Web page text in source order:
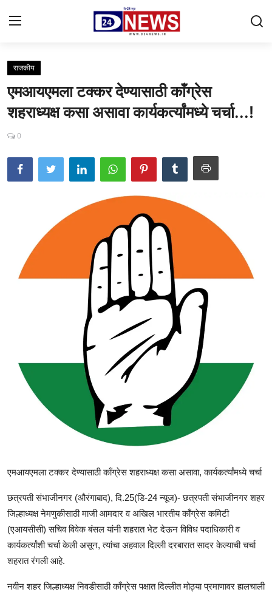
Gallery
राष्ट्रीय
महाराष्ट्र
शहर
खेळजगत
मनोरंजन
राजकीय
एमआयएमला टक्कर देण्यासाठी काँग्रेस
शहराध्यक्ष कसा असावा कार्यकर्त्यांमध्ये चर्चा...!
0
एमआयएमला टक्कर देण्यासाठी काँग्रेस शहराध्यक्ष कसा असावा, कार्यकर्त्यांमध्ये चर्चा
छत्रपती संभाजीनगर (औरंगाबाद), दि.25(डि-24 न्यूज)- छत्रपती संभाजीनगर शहर
जिल्हाध्यक्ष नेमणुकीसाठी माजी आमदार व अखिल भारतीय काँग्रेस कमिटी
(एआयसीसी) सचिव विवेक बंसल यांनी शहरात भेट देऊन विविध पदाधिकारी व
कार्यकर्त्यांशी चर्चा केली असून, त्यांचा अहवाल दिल्ली दरबारात सादर केल्याची चर्चा
शहरात रंगली आहे.
नवीन शहर जिल्हाध्यक्ष निवडीसाठी काँग्रेस पक्षात दिल्लीत मोठ्या प्रमाणावर हालचाली